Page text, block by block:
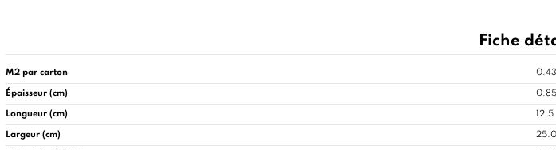
Fiche
M2 par carton
Épaisseur (cm) 0.85
Longueur (cm) 12.5
Largeur (cm) 25.0